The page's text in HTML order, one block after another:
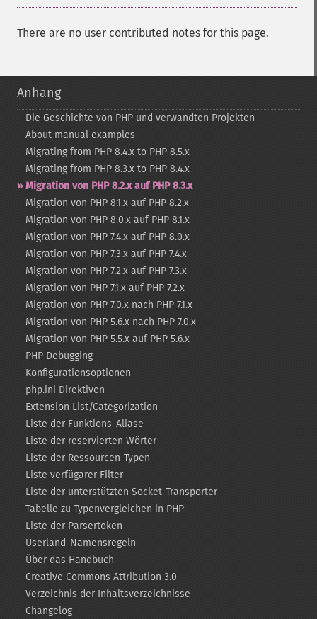
There are no user contributed notes for this page.
Anhang
Die Geschichte von PHP und verwandten Projekten
About manual examples
Migrating from PHP 8.4.x to PHP 8.5.x
Migrating from PHP 8.3.x to PHP 8.4.x
Migration von PHP 8.2.x auf PHP 8.3.x
Migration von PHP 8.1.x auf PHP 8.2.x
Migration von PHP 8.0.x auf PHP 8.1.x
Migration von PHP 7.4.x auf PHP 8.0.x
Migration von PHP 7.3.x auf PHP 7.4.x
Migration von PHP 7.2.x auf PHP 7.3.x
Migration von PHP 7.1.x auf PHP 7.2.x
Migration von PHP 7.0.x nach PHP 7.1.x
Migration von PHP 5.6.x nach PHP 7.0.x
Migration von PHP 5.5.x auf PHP 5.6.x
PHP Debugging
Konfigurationsoptionen
php.ini Direktiven
Extension List/Categorization
Liste der Funktions-​Aliase
Liste der reservierten Wörter
Liste der Ressourcen-​Typen
Liste verfügarer Filter
Liste der unterstützten Socket-​Transporter
Tabelle zu Typenvergleichen in PHP
Liste der Parsertoken
Userland-​Namensregeln
Über das Handbuch
Creative Commons Attribution 3.0
Verzeichnis der Inhaltsverzeichnisse
Changelog